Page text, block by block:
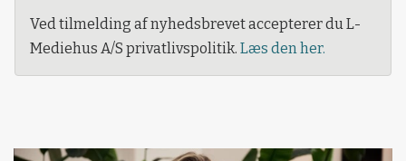
Ved tilmelding af nyhedsbrevet accepterer du L-
Mediehus A/S privatlivspolitik. Læs den her.